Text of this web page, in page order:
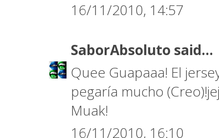
16/11/2010, 14:57
SaborAbsoluto said...
Quee Guapaaa! El
pegaría mucho
Muak!
16/11/2010, 16:10